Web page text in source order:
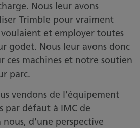
Nous leur avons
Trimble pour vraiment
voulaient et employer toutes
godet. Nous leur avons donc
ces machines et notre soutien
parc.
vendons de l’équipement
par défaut à IMC de
d’une perspective